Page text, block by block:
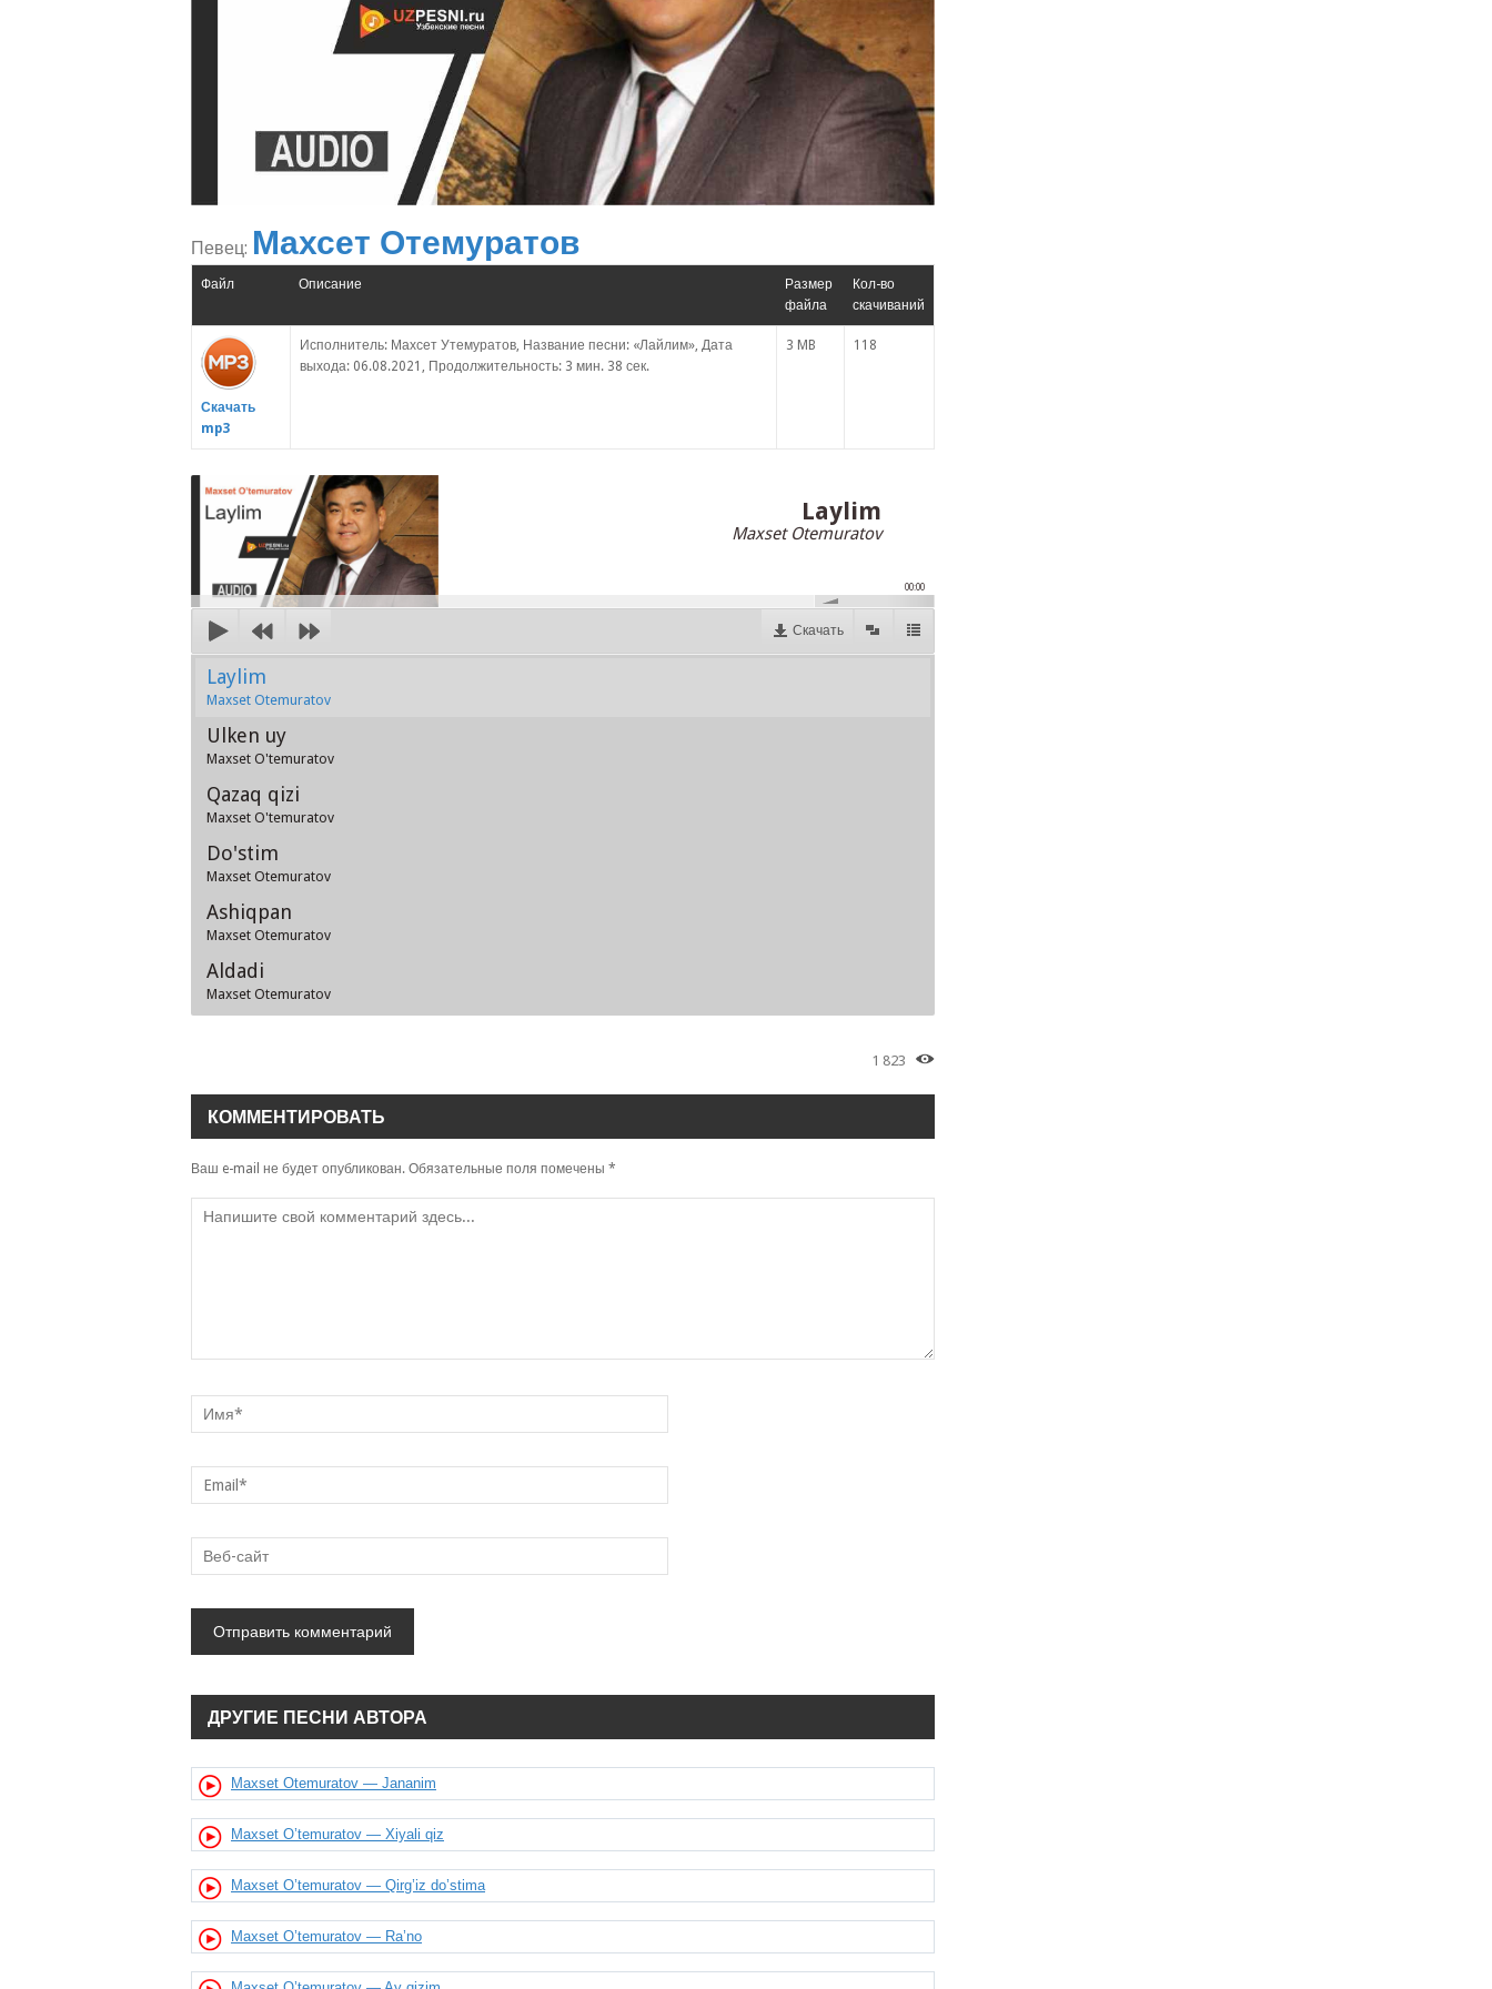
Певец: Махсет Отемуратов
Файл Описание
Размер
файла
Кол-во
скачиваний
Скачать
mp3
Исполнитель: Махсет Утемуратов, Название песни: «Лайлим», Дата
выхода: 06.08.2021, Продолжительность: 3 мин. 38 сек.
3 MB 118
Laylim
Maxset Otemuratov
00:00
Скачать
Laylim
Maxset Otemuratov
Ulken uy
Maxset O'temuratov
Qazaq qizi
Maxset O'temuratov
Do'stim
Maxset Otemuratov
Ashiqpan
Maxset Otemuratov
Aldadi
Maxset Otemuratov
1 823
КОММЕНТИРОВАТЬ
Ваш e-mail не будет опубликован. Обязательные поля помечены *
ДРУГИЕ ПЕСНИ АВТОРА
Maxset Otemuratov — Jananim
Maxset O’temuratov — Xiyali qiz
Maxset O’temuratov — Qirg’iz do’stima
Maxset O’temuratov — Ra’no